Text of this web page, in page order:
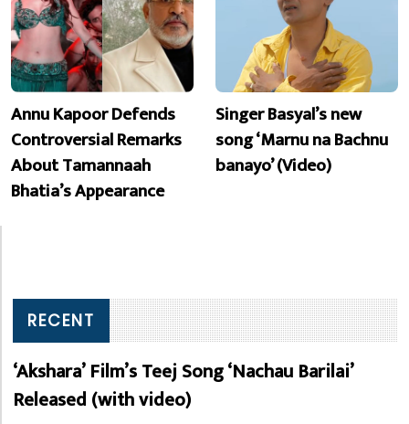
Annu Kapoor Defends
Controversial Remarks
About Tamannaah
Bhatia’s Appearance
Singer Basyal’s new
song ‘Marnu na Bachnu
banayo’ (Video)
RECENT
‘Akshara’ Film’s Teej Song ‘Nachau Barilai’
Released (with video)